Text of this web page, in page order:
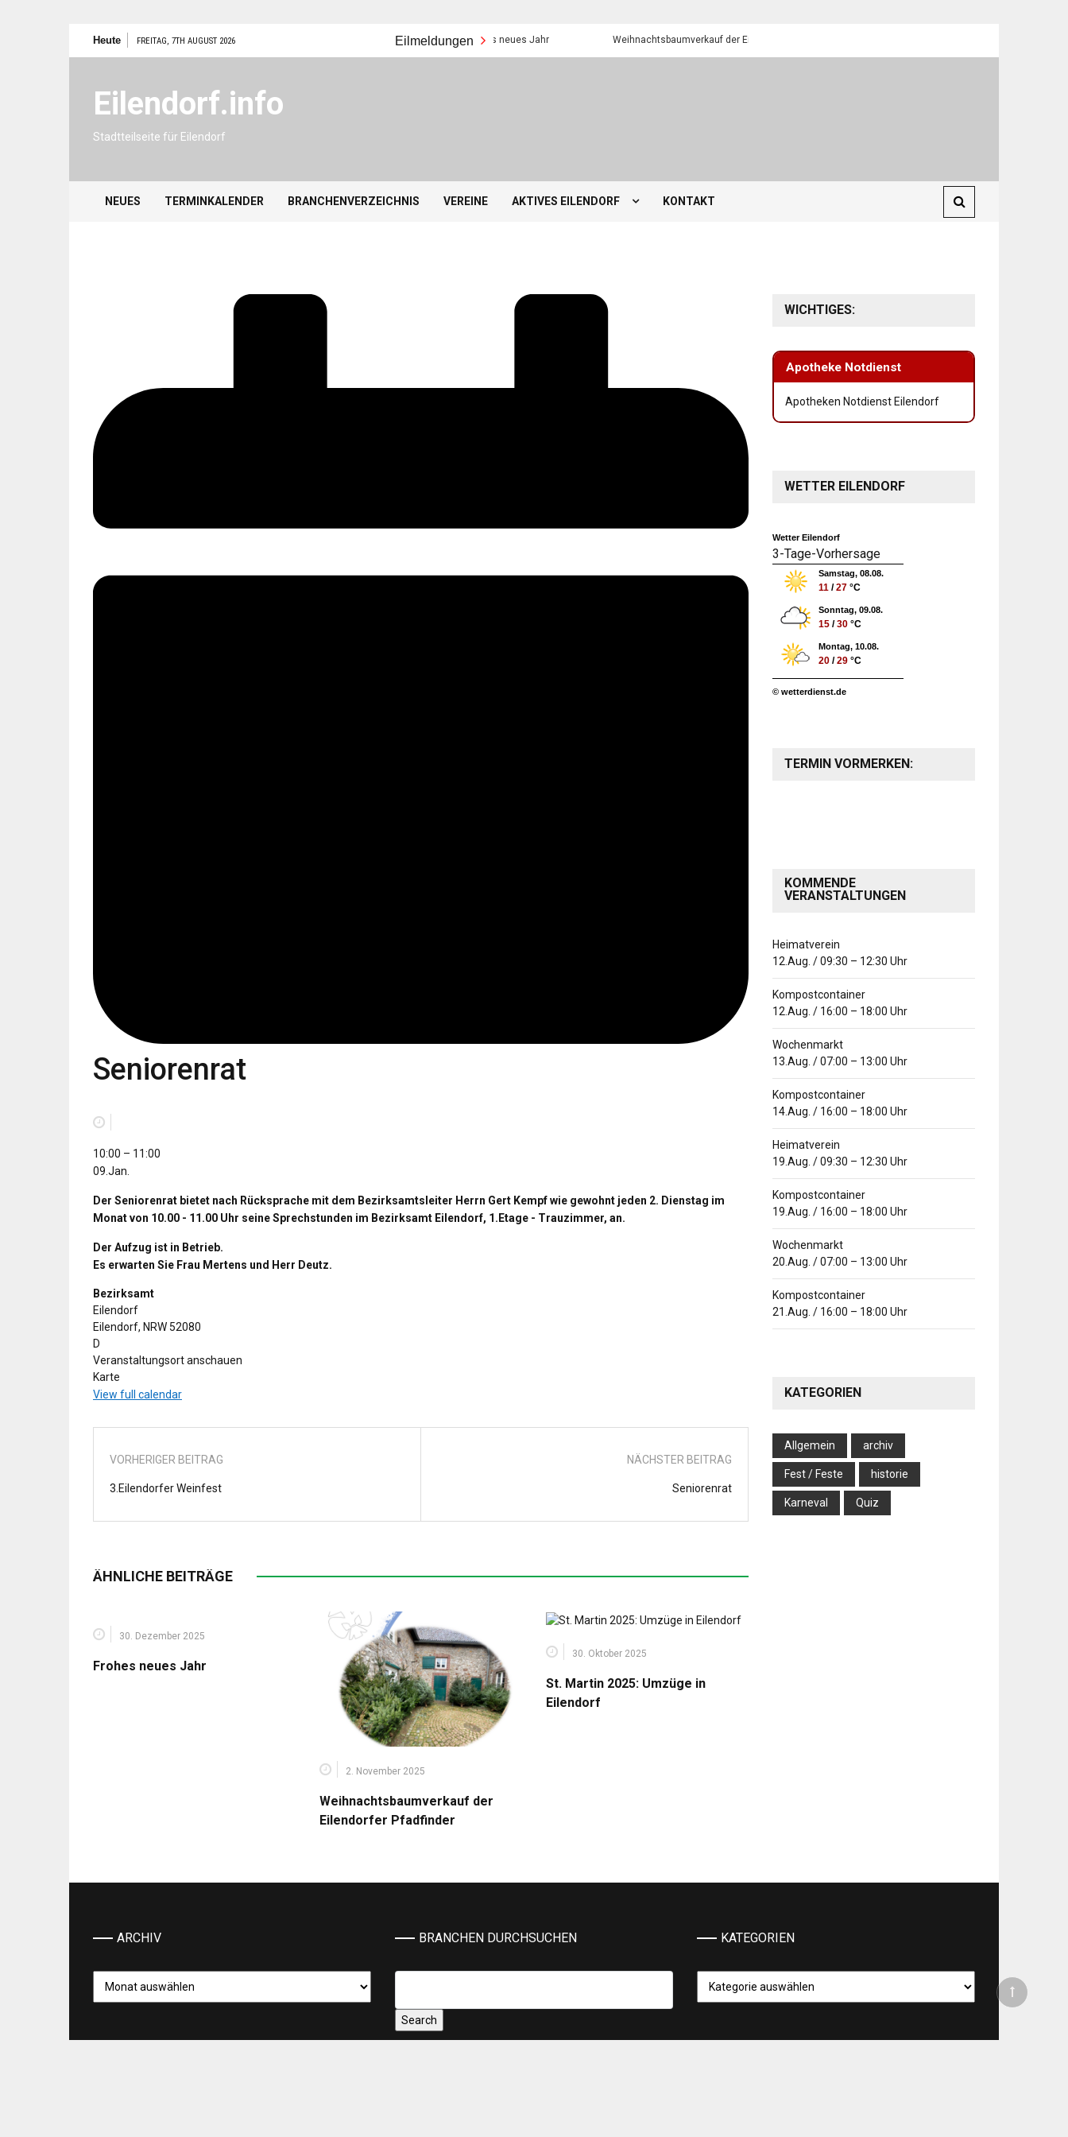
Inhalt
Heute FREITAG, 7TH AUGUST 2026 EilmeldungenFrohes neues Jahr Weihnachtsbaumverkauf der Eilendorfer Pfadfinder
Eilendorf.info
Stadtteilseite für Eilendorf
NEUES TERMINKALENDER BRANCHENVERZEICHNIS VEREINE AKTIVES EILENDORF KONTAKT
Seniorenrat
Seniorenrat
10:00 – 11:00
09.Jan.
Der Seniorenrat bietet nach Rücksprache mit dem Bezirksamtsleiter Herrn Gert Kempf wie gewohnt jeden 2. Dienstag im
Monat von 10.00 - 11.00 Uhr seine Sprechstunden im Bezirksamt Eilendorf, 1. Etage - Trauzimmer, an.
Der Aufzug ist in Betrieb.
Es erwarten Sie Frau Mertens und Herr Deutz.
Bezirksamt
Eilendorf
Eilendorf, NRW 52080
D
Veranstaltungsort anschauen
Karte
View full calendar
VORHERIGER BEITRAG
3.Eilendorfer Weinfest
NÄCHSTER BEITRAG
Seniorenrat
ÄHNLICHE BEITRÄGE
30. Dezember 2025
Frohes neues Jahr
2. November 2025
Weihnachtsbaumverkauf der
Eilendorfer Pfadfinder
30. Oktober 2025
St. Martin 2025: Umzüge in
Eilendorf
WICHTIGES:
Apotheke Notdienst
Apotheken Notdienst Eilendorf
WETTER EILENDORF
Wetter Eilendorf
3-Tage-Vorhersage
Samstag, 08.08.
11 /27 °C
Sonntag, 09.08.
15 /30 °C
Montag, 10.08.
20 /29 °C
© wetterdienst.de
TERMIN VORMERKEN:
KOMMENDE
VERANSTALTUNGEN
Heimatverein
12.Aug. /09:30 – 12:30 Uhr
Kompostcontainer
12.Aug. / 16:00 – 18:00 Uhr
Wochenmarkt
13.Aug. /07:00 – 13:00 Uhr
Kompostcontainer
14.Aug. / 16:00 – 18:00 Uhr
Heimatverein
19.Aug. /09:30 – 12:30 Uhr
Kompostcontainer
19.Aug. / 16:00 – 18:00 Uhr
Wochenmarkt
20.Aug. /07:00 – 13:00 Uhr
Kompostcontainer
21.Aug. / 16:00 – 18:00 Uhr
KATEGORIEN
Allgemein archiv
Fest / Feste historie
Karneval Quiz
ARCHIV BRANCHEN DURCHSUCHEN KATEGORIEN